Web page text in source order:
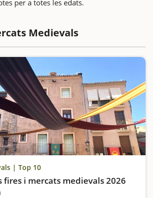
per a totes les edats.
Medievals
| Top 10
fires i mercats medievals 2026